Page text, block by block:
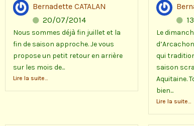
Bernadette CATALAN
20/07/2014
Nous sommes déjà fin juillet et la
fin de saison approche. Je vous
propose un petit retour en arrière
sur les mois de...
Lire la suite...
Le
qui
saison
Aquitaine.
bien...
Lire la suite...